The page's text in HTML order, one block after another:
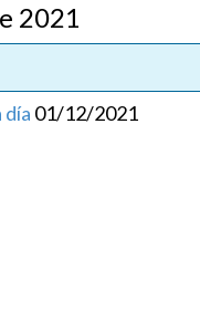
2021
día 01/12/2021